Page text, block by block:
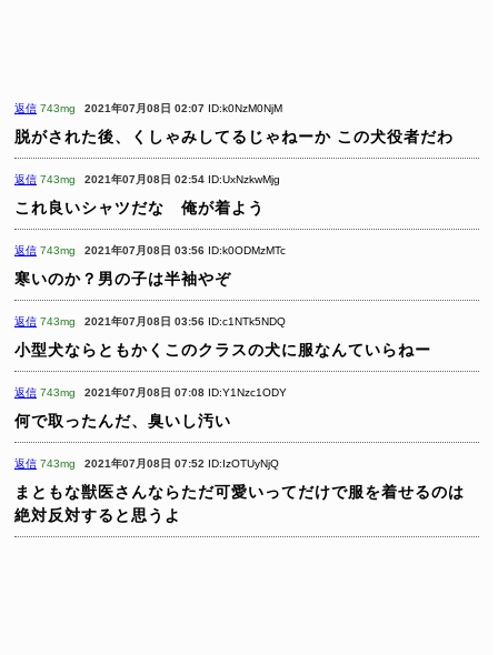
返信 743mg 2021年07月08日 02:07 ID:k0NzM0NjM
脱がされた後、くしゃみしてるじゃねーか この犬役者だわ
返信 743mg 2021年07月08日 02:54 ID:UxNzkwMjg
これ良いシャツだな 俺が着よう
返信 743mg 2021年07月08日 03:56 ID:k0ODMzMTc
寒いのか？男の子は半袖やぞ
返信 743mg 2021年07月08日 03:56 ID:c1NTk5NDQ
小型犬ならともかくこのクラスの犬に服なんていらねー
返信 743mg 2021年07月08日 07:08 ID:Y1Nzc1ODY
何で取ったんだ、臭いし汚い
返信 743mg 2021年07月08日 07:52 ID:IzOTUyNjQ
まともな獣医さんならただ可愛いってだけで服を着せるのは
絶対反対すると思うよ